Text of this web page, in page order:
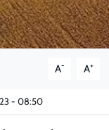
A- A+
- 08:50